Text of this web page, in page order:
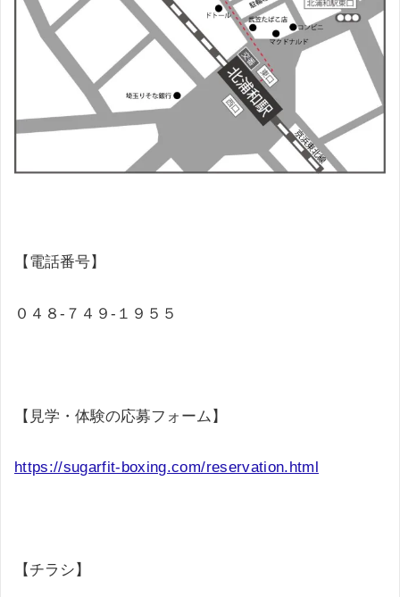
【電話番号】
０４８-７４９-１９５５
【見学・体験の応募フォーム】
https://sugarfit-boxing.com/reservation.html
【チラシ】